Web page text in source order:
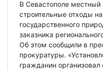
В Севастополе
строительные отходы
государственного
заказника
Об этом сообщили в
прокуратуры.
гражданин организовал